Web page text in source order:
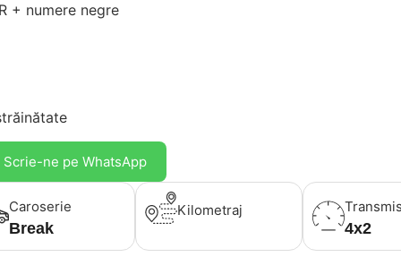
+ numere negre
Scrie-ne pe WhatsApp
Caroserie
Break
Kilometraj
4x2